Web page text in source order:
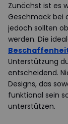
Zunächst ist es
Geschmack bei
jedoch sollten
werden. Die
Unterstützung
entscheidend.
Designs, das
funktional sein
unterstützen.